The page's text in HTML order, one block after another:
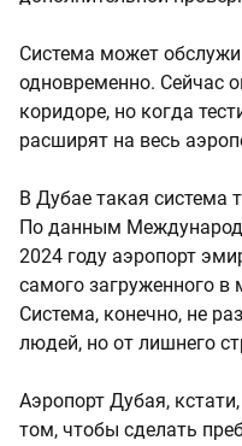
Система может
одновременно. Сейчас
коридоре, но когда
расширят на весь
В Дубае такая система
По данным
2024 году аэропорт
самого загруженного
Система, конечно, не
людей, но от лишнего
Аэропорт Дубая,
том, чтобы сделать